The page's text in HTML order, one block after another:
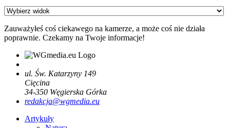
Zauważyłeś coś ciekawego na kamerze, a może coś nie działa
poprawnie. Czekamy na Twoje informacje!
ul. Św. Katarzyny 149
Cięcina
34-350 Węgierska Górka
redakcja@wgmedia.eu
Artykuły